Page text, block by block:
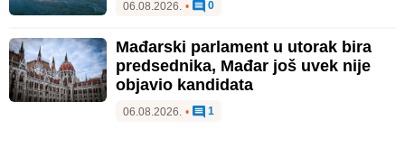
06.08.2026. • 0
Mađarski parlament u utorak bira
predsednika, Mađar još uvek nije
objavio kandidata
06.08.2026. • 1